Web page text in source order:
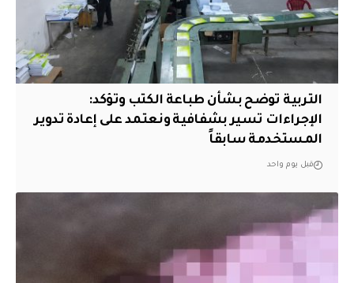
التربية توضح بشأن طباعة الكتب وتؤكد:
الإجراءات تسير بشفافية ونعتمد على إعادة تدوير
المستخدمة سابقاً
قبل يوم واحد